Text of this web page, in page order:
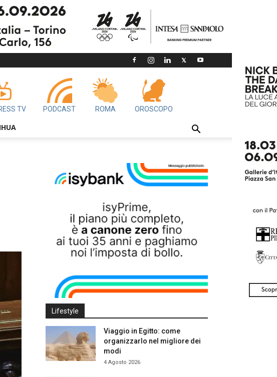
TV PODCAST ROMA OROSCOPO
Lifestyle
Viaggio in Egitto: come
organizzarlo nel migliore dei
modi
4 Agosto 2026